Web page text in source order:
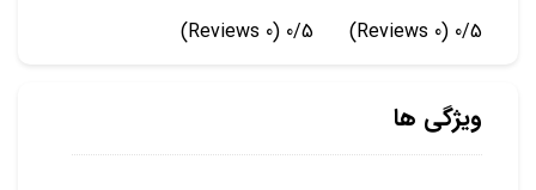
0/5
(0 Reviews)
0/5
(0 Reviews)
ویژگی ها